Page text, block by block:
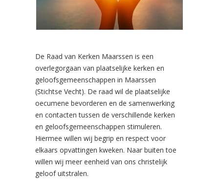
De Raad van Kerken Maarssen is een
overlegorgaan van plaatselijke kerken en
geloofsgemeenschappen in Maarssen
(Stichtse Vecht). De raad wil de plaatselijke
oecumene bevorderen en de samenwerking
en contacten tussen de verschillende kerken
en geloofsgemeenschappen stimuleren.
Hiermee willen wij begrip en respect voor
elkaars opvattingen kweken. Naar buiten toe
willen wij meer eenheid van ons christelijk
geloof uitstralen.